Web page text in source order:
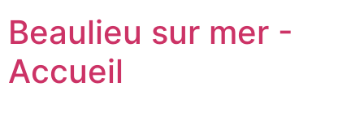
Beaulieu sur mer -
Accueil